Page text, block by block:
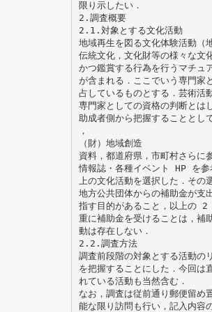
限り示したい．
2.調査概要
2.1.対象とする文化活動
地域再生を図る文化体験活動（
伝統文化，文化財等の様々な文
かつ鑑賞する行為を行うマチュ
が含まれる．ここでいう専門家
占しているものとする．芸術活
専門家としての資格の判断とは
助成者側から把握することとし
，
（財）地域創造
資料，都道府県，市町村さらに
情報誌・各種イベント HP を参
上の文化活動を選択した．そ
地方公共団体からの補助金が支
指す目的があること，以上の 2
重に補助金を受けることは，補
動は存在しない．
2.2.調査方法
調査前段階の対象とする活動の
を把握することにした．今回
れている活動も当然含む．
なお，調査は従前通り郵便留め
能な限り訪問も行い，記入内容